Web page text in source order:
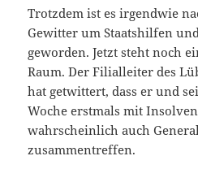
Trotzdem ist es irgendwie
Gewitter um Staatshilfen
geworden. Jetzt steht noch
Raum. Der Filialleiter des
hat getwittert, dass er und
Woche erstmals mit
wahrscheinlich auch
zusammentreffen.